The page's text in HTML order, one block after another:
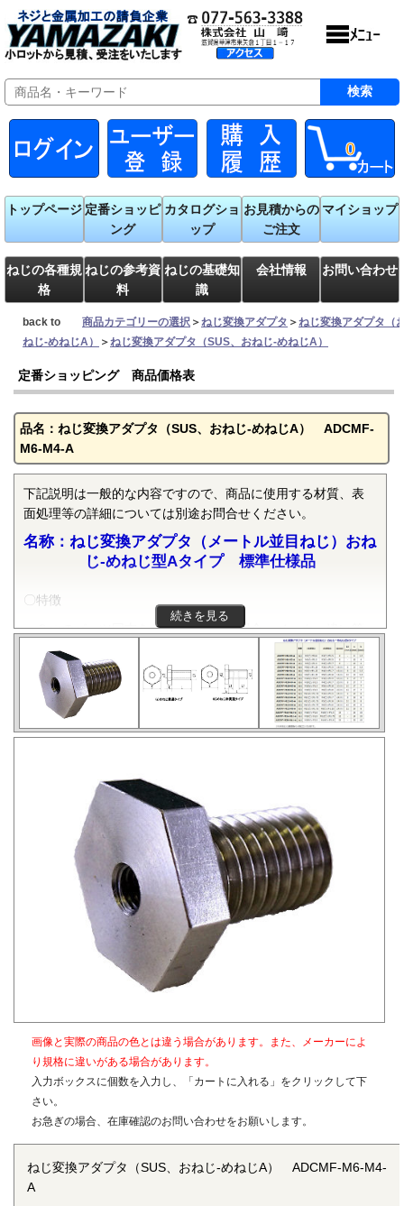
0
トップページ 定番ショッピ
ング
カタログショ
ップ
お見積からの
ご注文
マイショップ
ねじの各種規
格
ねじの参考資
料
ねじの基礎知
識
会社情報 お問い合わせ
back to 商品カテゴリーの選択 ＞ねじ変換アダプタ ＞ねじ変換アダプタ（
ねじ-めねじA）
＞ねじ変換アダプタ（SUS、おねじ-めねじA）
定番ショッピング 商品価格表
品名：ねじ変換アダプタ（SUS、おねじ-めねじA） ADCMF-
M6-M4-A
下記説明は一般的な内容ですので、商品に使用する材質、表
面処理等の詳細については別途お問合せください。
名称：ねじ変換アダプタ（メートル並目ねじ）おね
じ-めねじ型Aタイプ 標準仕様品
〇特徴
２つのパーツ同志をねじで締結する場合、メーカー違い等
により、使用されているねじの規格が異なる場合がありま
す。こんな場合には、ねじ変換アダプターを使うと、ねじ規
格を変換し、ねじを確実に締結することができます。本部品
は、JIS B 0205-3で規定される一般用メートルねじの並目でお
ねじとめねじのサイズ変換をするものです。めねじがおねじ
ます。規格は弊社の独自規格です。在庫がない場合、納期は
生産状況により変動します。都度相談にての対応になりま
ねじ変換アダプタの詳細については「ねじ変換アダプタ」
ご参照ください。
真鍮、SUS304
生地（メッキなし）
続きを見る
画像と実際の商品の色とは違う場合があります。また、メーカーによ
り規格に違いがある場合があります。
入力ボックスに個数を入力し、「カートに入れる」をクリックして下
さい。
お急ぎの場合、在庫確認のお問い合わせをお願いします。
ねじ変換アダプタ（SUS、おねじ-めねじA） ADCMF-M6-M4-
A